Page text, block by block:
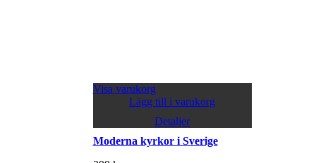
Visa varukorg
Lägg till i varukorg
Detaljer
Moderna kyrkor i Sverige